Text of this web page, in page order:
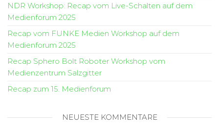
NDR Workshop: Recap vom Live-Schalten auf dem
Medienforum 2025
Recap vom FUNKE Medien Workshop auf dem
Medienforum 2025
Recap Sphero Bolt Roboter Workshop vom
Medienzentrum Salzgitter
Recap zum 15. Medienforum
NEUESTE KOMMENTARE